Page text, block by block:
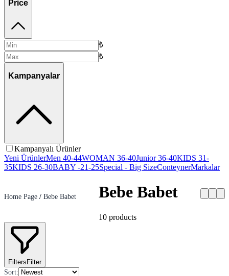
Price
₺
₺
Kampanyalar
Kampanyalı Ürünler
Yeni ÜrünlerMen 40-44WOMAN 36-40Junior 36-40KIDS 31-
35KIDS 26-30BABY -21-25Special - Big SizeConteynerMarkalar
Home Page / Bebe Babet Bebe Babet
10 products
FiltersFilter
Sort: